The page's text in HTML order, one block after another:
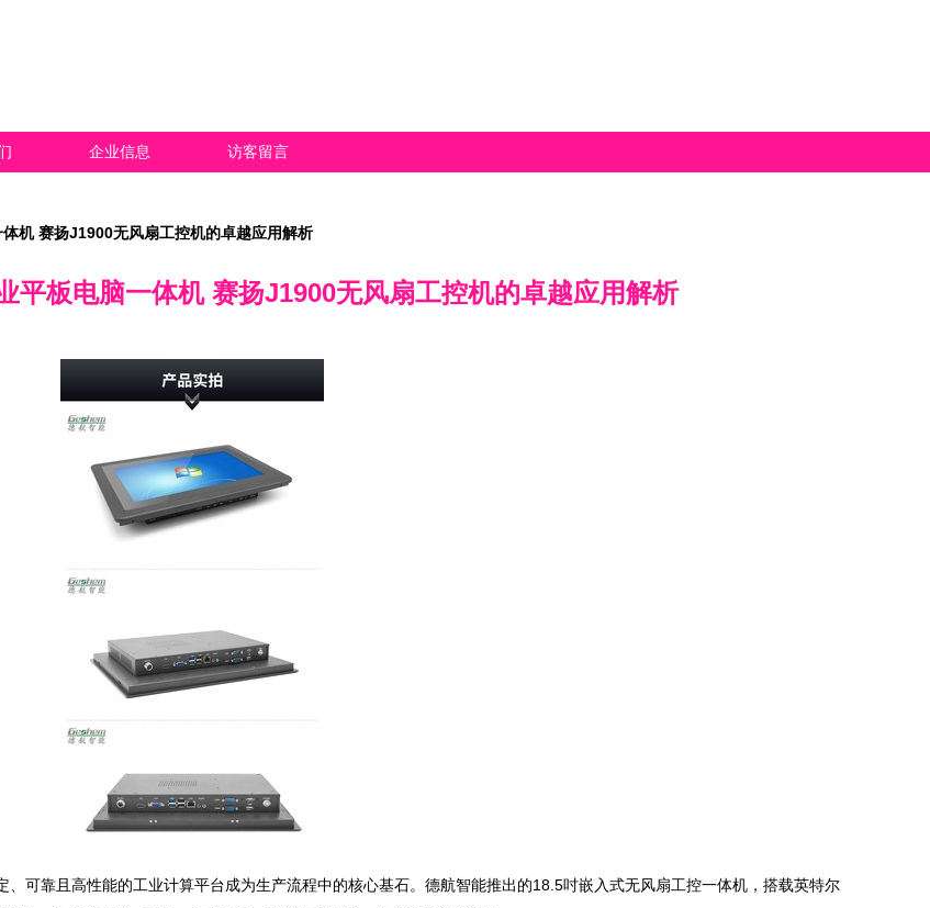
企业信息 访客留言
机 赛扬J1900无风扇工控机的卓越应用解析
平板电脑一体机 赛扬J1900无风扇工控机的卓越应用解析
可靠且高性能的工业计算平台成为生产流程中的核心基石。德航智能推出的18.5吋嵌入式无风扇工控一体机，搭载英特尔